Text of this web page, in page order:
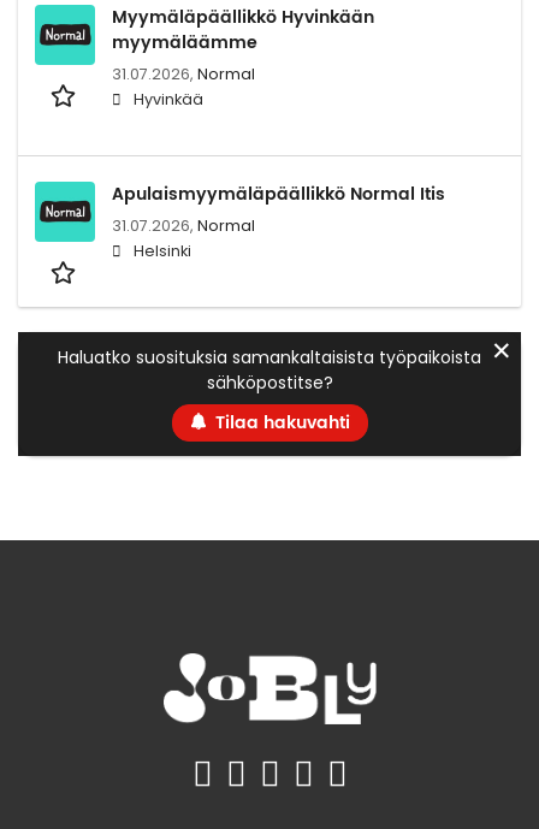
Myymäläpäällikkö Hyvinkään
myymäläämme
31.07.2026, Normal
Hyvinkää
Apulaismyymäläpäällikkö Normal Itis
31.07.2026, Normal
Helsinki
Haluatko suosituksia samankaltaisista työpaikoista
sähköpostitse?
Tilaa hakuvahti
✕